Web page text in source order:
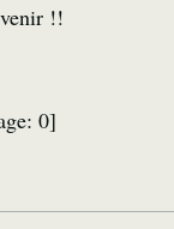
!!
0]